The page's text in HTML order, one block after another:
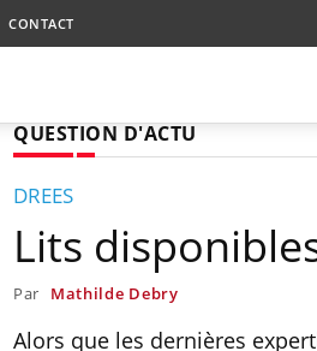
CONTACT
QUESTION D'ACTU
DREES
Lits
Par Mathilde Debry
Alors que les dernières